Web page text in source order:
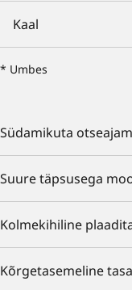
Kaal
* Umbes
Südamikuta
Suure täpsusega
Kolmekihiline
Kõrgetasemeline